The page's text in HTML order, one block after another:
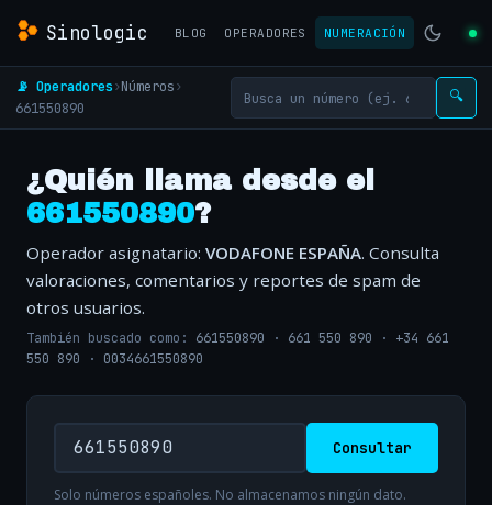
Sinologic BLOG OPERADORES NUMERACIÓN
📡 Operadores›Números›
661550890
🔍
¿Quién llama desde el
661550890?
Operador asignatario: VODAFONE ESPAÑA. Consulta
valoraciones, comentarios y reportes de spam de
otros usuarios.
También buscado como: 661550890 · 661 550 890 · +34 661
550 890 · 0034661550890
Consultar
Solo números españoles. No almacenamos ningún dato.